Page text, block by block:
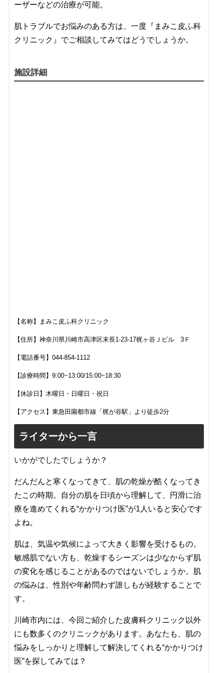
ーザーなどの治療が可能。
肌トラブルでお悩みのある方は、一度『まみこ皮ふ科
クリニック』でご相談してみてはどうでしょうか。
施設詳細
【名称】まみこ皮ふ科クリニック
【住所】 神奈川県川崎市高津区末長1-23-17梶ヶ谷Ｊビル 3Ｆ
【電話番号】 044-854-1112
【診療時間】9:00~13:00/15:00~18:30
【休診日】木曜日・日曜日・祝日
【アクセス】東急田園都市線「 梶が谷駅 」より徒歩2分
ライターから一言
いかがでしたでしょうか？
だんだんと寒くなってきて、肌の乾燥が酷くなってき
たこの時期。自分の肌を日頃から理解して、円滑に治
療を進めてくれる“かかりつけ医”が1人いると安心です
よね。
肌は、気温や気候によって大きく影響を受けるもの。
敏感肌でない方も、乾燥するシーズンは少なからず肌
の変化を感じることがあるのではないでしょうか。肌
の悩みは、性別や年齢問わず誰しもが経験することで
す。
川崎市内には、今回ご紹介した皮膚科クリニック以外
にも数多くのクリニックがあります。あなたも、肌の
悩みをしっかりと理解して解決してくれる“かかりつけ
医”を探してみては？